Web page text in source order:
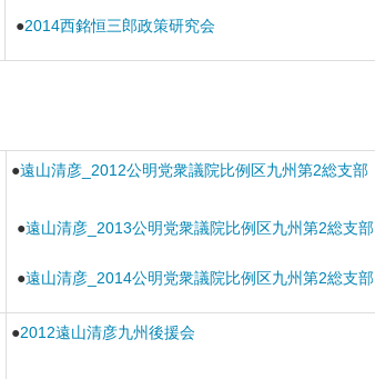
●2014西銘恒三郎政策研究会
●遠山清彦_2012公明党衆議院比例区九州第2総支部
●遠山清彦_2013公明党衆議院比例区九州第2総支部
●遠山清彦_2014公明党衆議院比例区九州第2総支部
●2012遠山清彦九州後援会